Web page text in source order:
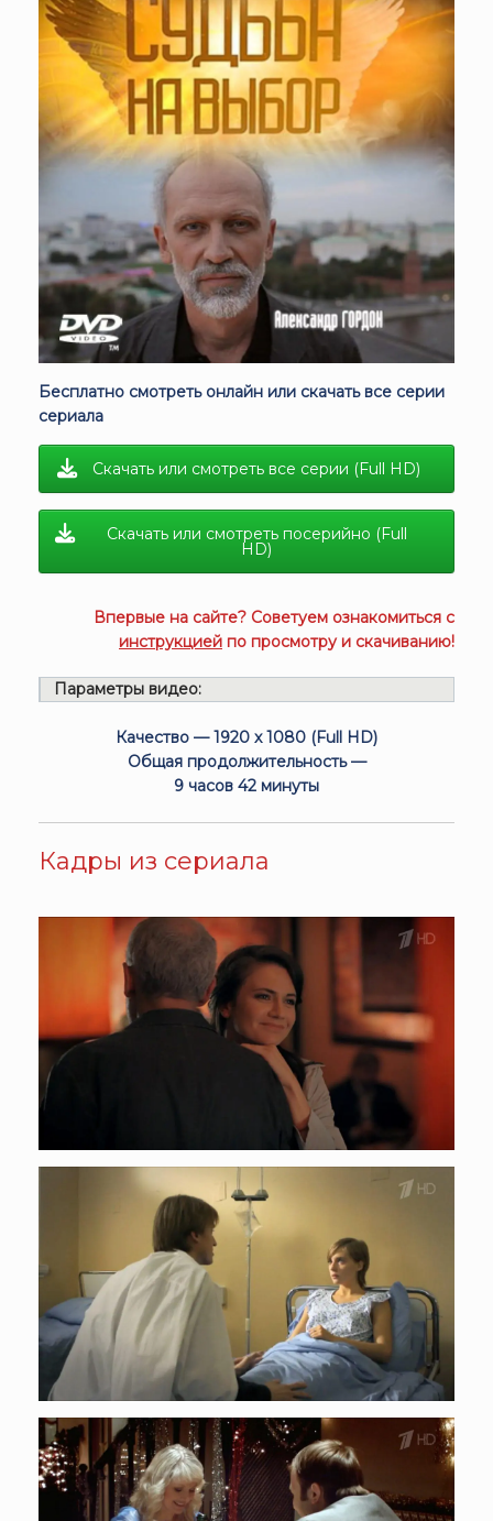
Бесплатно смотреть онлайн или скачать все серии
сериала
Скачать или смотреть все серии (Full HD)
Скачать или смотреть посерийно (Full
HD)
Впервые на сайте? Советуем ознакомиться с
инструкцией по просмотру и скачиванию!
Параметры видео:
Качество — 1920 x 1080 (Full HD)
Общая продолжительность —
9 часов 42 минуты
Кадры из сериала